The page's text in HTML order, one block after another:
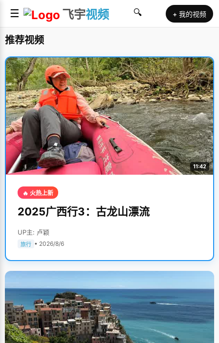
☰ 飞宇视频 🔍 + 我的视频
推荐视频
11:42
🔥 火热上新
2025广西行3：古龙山漂流
UP主: 卢颖
旅行 • 2026/8/6